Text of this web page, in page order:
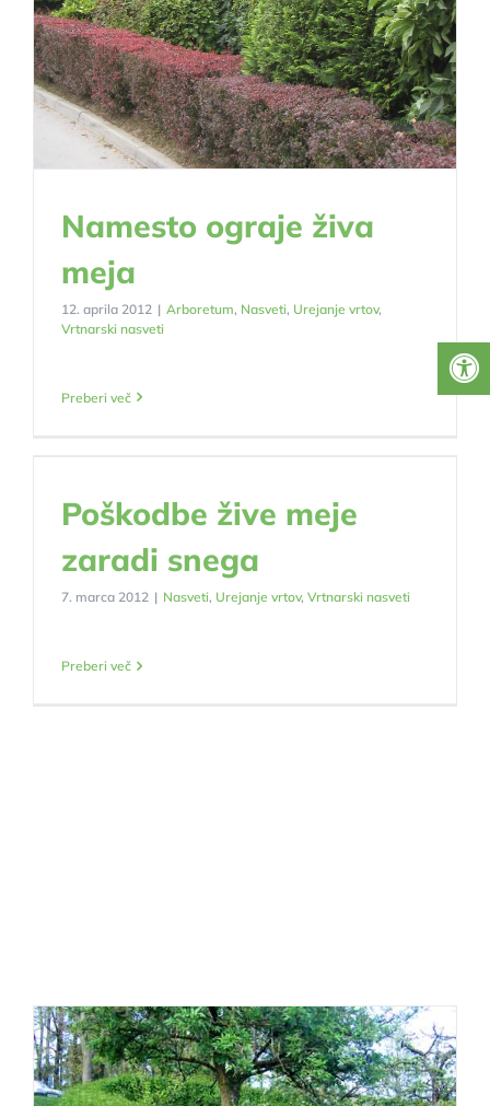
Namesto ograje živa
meja
12. aprila 2012 | Arboretum, Nasveti, Urejanje vrtov,
Vrtnarski nasveti
Preberi več
Poškodbe žive meje
zaradi snega
7. marca 2012 | Nasveti, Urejanje vrtov, Vrtnarski nasveti
Preberi več